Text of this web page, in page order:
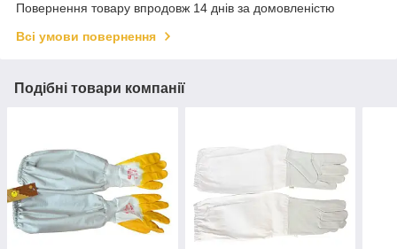
Повернення товару впродовж 14 днів за домовленістю
Всі умови повернення
Подібні товари компанії